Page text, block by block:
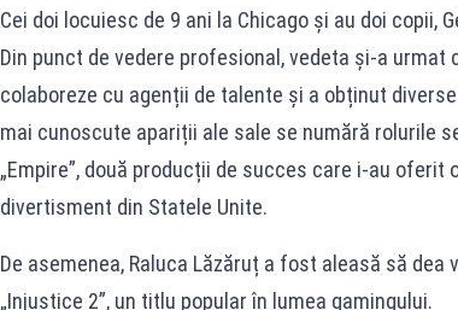
Cei doi locuiesc de 9 ani la Chicago și au doi copii,
Din punct de vedere profesional, vedeta și-a
colaboreze cu agenții de talente și a obținut
mai cunoscute apariții ale sale se numără rolurile
„Empire”, două producții de succes care i-au
divertisment din Statele Unite.
De asemenea, Raluca Lăzăruț a fost aleasă să
„Injustice 2”, un titlu popular în lumea gamingului.